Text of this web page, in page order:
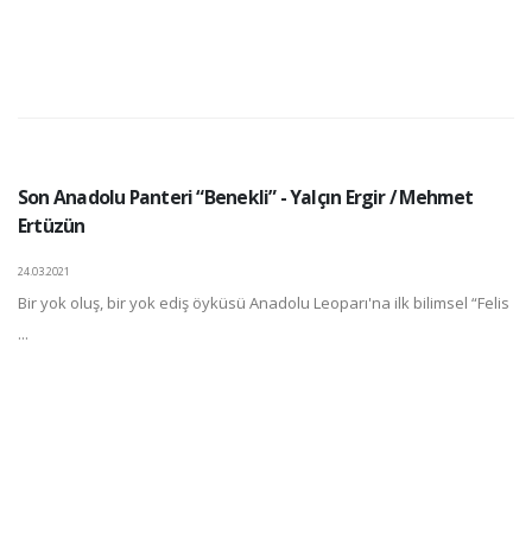
Son Anadolu Panteri “Benekli” - Yalçın Ergir / Mehmet
Ertüzün
24.03.2021
Bir yok oluş, bir yok ediş öyküsü Anadolu Leoparı'na ilk bilimsel “Felis
...